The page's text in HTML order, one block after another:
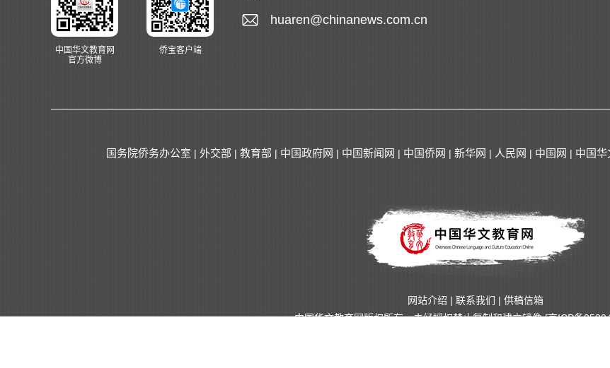
中国华文教育网
官方微博
侨宝客户端
huaren@chinanews.com.cn
国务院侨务办公室 | 外交部 | 教育部 | 中国政府网 | 中国新闻网 | 中国侨网 | 新华网 | 人民网 | 中国网 | 中国
网站介绍 | 联系我们 | 供稿信箱
中国华文教育网版权所有，未经授权禁止复制和建立镜像[京ICP备